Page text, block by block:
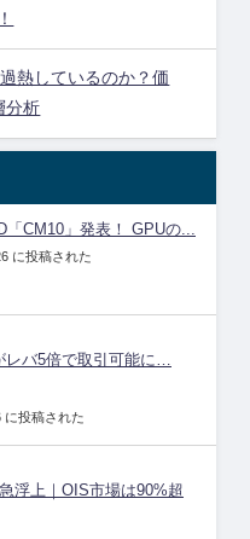
熱しているのか？価
分析
「CM10」発表！ GPUの...
に投稿された
レバ5倍で取引可能に…
に投稿された
浮上｜OIS市場は90%超